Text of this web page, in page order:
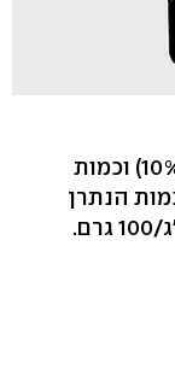
גם כאן מדובר בכמות שומן רבה (מעל 10%) וכמות
קק"ל/100 גרם). כמות הנתרן